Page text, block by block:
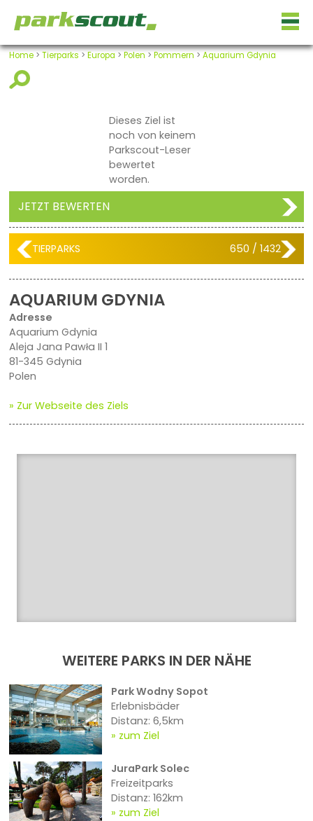
Home> Tierparks > Europa > Polen > Pommern > Aquarium Gdynia
Dieses Ziel ist
noch von keinem
Parkscout-Leser
bewertet
worden.
JETZT BEWERTEN
TIERPARKS 650 / 1432
AQUARIUM GDYNIA
Adresse
Aquarium Gdynia
Aleja Jana Pawła II 1
81-345 Gdynia
Polen
» Zur Webseite des Ziels
WEITERE PARKS IN DER NÄHE
Park Wodny Sopot
Erlebnisbäder
Distanz: 6,5km
zum Ziel
JuraPark Solec
Freizeitparks
Distanz: 162km
zum Ziel